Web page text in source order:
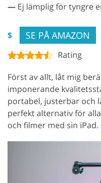
— Ej lämplig för tyngre
$ SE PÅ AMAZON
Rating
Först av allt, låt mig
imponerande
portabel, justerbar och
perfekt alternativ för
och filmer med sin iPad.